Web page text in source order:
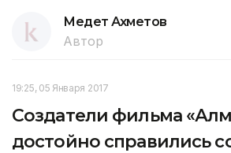
Медет Ахметов
Автор
19:25, 05 Января 2017
Создатели фильма
достойно справились